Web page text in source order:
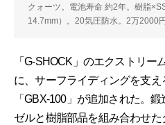
クォーツ。電池寿命 約2年。樹脂
14.7mm）。20気圧防水。2万2000
「G-SHOCK」のエクストリー
に、サーフライディングを支
「GBX-100」が追加された。
ゼルと樹脂部品を組み合わせ